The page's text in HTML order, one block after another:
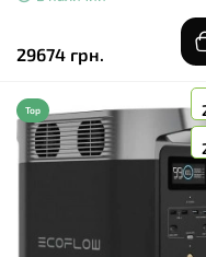
29674 грн.
Top